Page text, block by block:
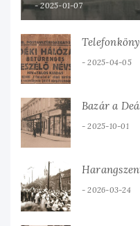
2025-01-07
2025-04-05
Bazár a
2025-10-01
2026-03-24